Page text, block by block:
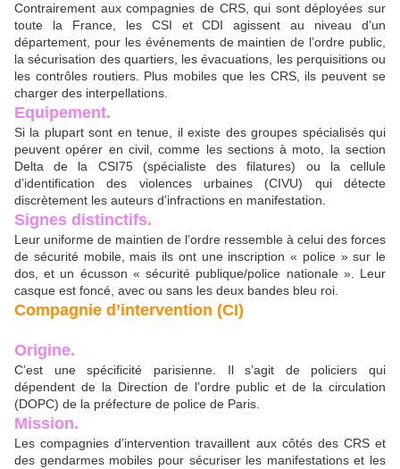
Contrairement aux compagnies de CRS, qui sont déployées sur
toute la France, les CSI et CDI agissent au niveau d’un
département, pour les événements de maintien de l’ordre public,
la sécurisation des quartiers, les évacuations, les perquisitions ou
les contrôles routiers. Plus mobiles que les CRS, ils peuvent se
charger des interpellations.
Equipement.
Si la plupart sont en tenue, il existe des groupes spécialisés qui
peuvent opérer en civil, comme les sections à moto, la section
Delta de la CSI75 (spécialiste des filatures) ou la cellule
d’identification des violences urbaines (CIVU) qui détecte
discrètement les auteurs d’infractions en manifestation.
Signes distinctifs.
Leur uniforme de maintien de l’ordre ressemble à celui des forces
de sécurité mobile, mais ils ont une inscription « police » sur le
dos, et un écusson « sécurité publique/police nationale ». Leur
casque est foncé, avec ou sans les deux bandes bleu roi.
Compagnie d’intervention (CI)
Origine.
C’est une spécificité parisienne. Il s’agit de policiers qui
dépendent de la Direction de l’ordre public et de la circulation
(DOPC) de la préfecture de police de Paris.
Mission.
Les compagnies d’intervention travaillent aux côtés des CRS et
des gendarmes mobiles pour sécuriser les manifestations et les